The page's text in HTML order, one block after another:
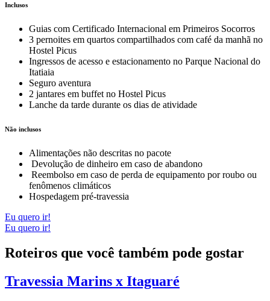
Inclusos
Guias com Certificado Internacional em Primeiros Socorros
3 pernoites em quartos compartilhados com café da manhã no
Hostel Picus
Ingressos de acesso e estacionamento no Parque Nacional do
Itatiaia
Seguro aventura
2 jantares em buffet no Hostel Picus
Lanche da tarde durante os dias de atividade
Não inclusos
Alimentações não descritas no pacote
Devolução de dinheiro em caso de abandono
Reembolso em caso de perda de equipamento por roubo ou
fenômenos climáticos
Hospedagem pré-travessia
Eu quero ir!
Eu quero ir!
Roteiros que você também pode gostar
Travessia Marins x Itaguaré